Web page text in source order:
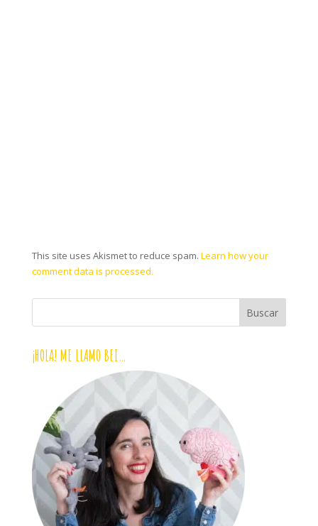
This site uses Akismet to reduce spam. Learn how your
comment data is processed.
¡HOLA! ME LLAMO BEI…